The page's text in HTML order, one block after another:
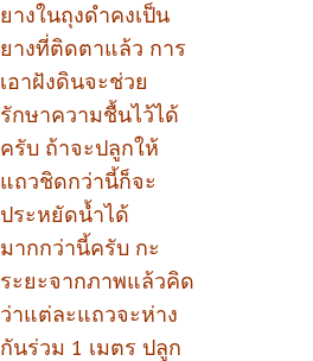
ยางในถุงดำคงเป็น
ยางที่ติดตาแล้ว การ
เอาฝังดินจะช่วย
รักษาความชื้นไว้ได้
ครับ ถ้าจะปลูกให้
แถวชิดกว่านี้ก็จะ
ประหยัดน้ำได้
มากกว่านี้ครับ กะ
ระยะจากภาพแล้วคิด
ว่าแต่ละแถวจะห่าง
กันร่วม 1 เมตร ปลูก